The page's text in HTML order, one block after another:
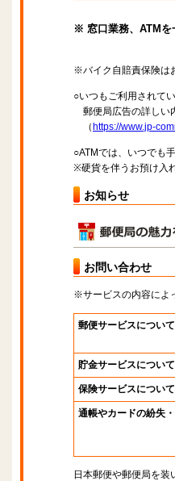
※ 窓口業務、ATMを
※バイク自賠責保険は
○いつもご利用されて
郵便局広告の詳しい
（ https://www.jp-
○ATMでは、いつでも
※硬貨を伴うお預け入
お知らせ
お問い合わせ
※サービスの内容によ
郵便サービスについて
貯金サービスについて
保険サービスについて
通帳やカードの紛失
日本郵便や郵便局を